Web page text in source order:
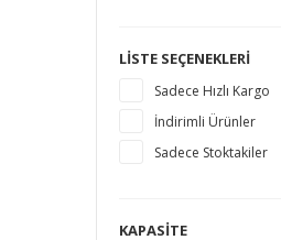
PLEXTOR
PNY
SAMSUNG
SANDISK
SILICON POWER
LISTE SEÇENEKLERI
Sadece Hızlı Kargo
İndirimli Ürünler
Sadece Stoktakiler
KAPASITE